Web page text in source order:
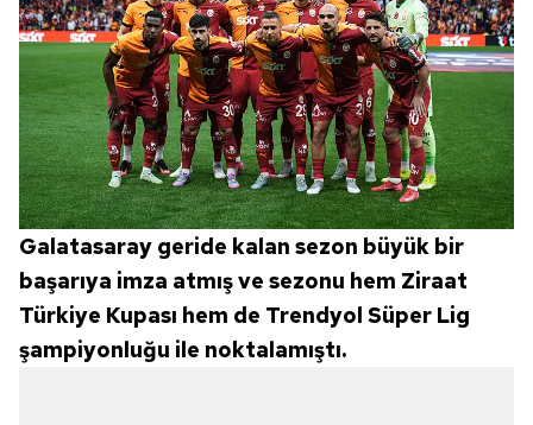
Galatasaray geride kalan sezon büyük bir
başarıya imza atmış ve sezonu hem Ziraat
Türkiye Kupası hem de Trendyol Süper Lig
şampiyonluğu ile noktalamıştı.